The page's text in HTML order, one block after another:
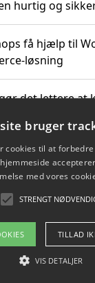
hurtig og
få hjælp til
løsning
det lettere at
du vælger
2026 - Pilanto
Blog
bruger
cookies til at
med vores
STRENGT
TILLAD
VIS DETALJER